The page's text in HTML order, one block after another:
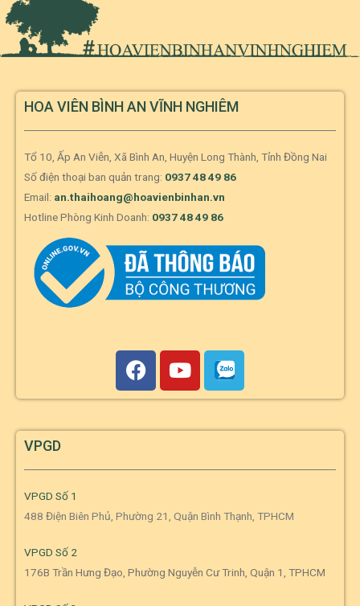
HOA VIÊN BÌNH AN VĨNH NGHIÊM
Tổ 10, Ấp An Viễn, Xã Bình An, Huyện Long Thành, Tỉnh Đồng Nai
Số điện thoại ban quản trang: 0937 48 49 86
Email: an.thaihoang@hoavienbinhan.vn
Hotline Phòng Kinh Doanh: 0937 48 49 86
VPGD
VPGD Số 1
488 Điện Biên Phủ, Phường 21, Quận Bình Thạnh, TPHCM
VPGD Số 2
176B Trần Hưng Đạo, Phường Nguyễn Cư Trinh, Quận 1, TPHCM